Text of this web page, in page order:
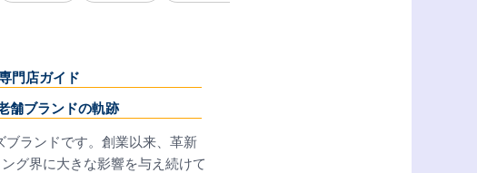
門店ガイド
舗ブランドの軌跡
ブランドです。創業以来、革新
グ界に大きな影響を与え続けて